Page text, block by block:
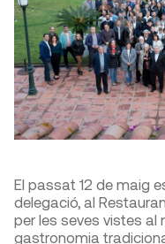
El passat 12 de maig
delegació, al
per les seves vistes al
gastronomia